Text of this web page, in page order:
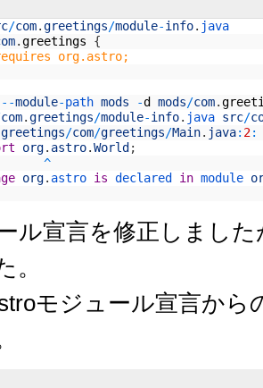
/com.greetings/module-info. java
.greetings
{
org.astro;
--module-path mods -d mods/com.
com.greetings/module-info. java src/
greetings/com/greetings/Main. java: 2:
org. astro.World ;
^
org. astro is declared in module
ル宣言を修正しまし
。
モジュール宣言から